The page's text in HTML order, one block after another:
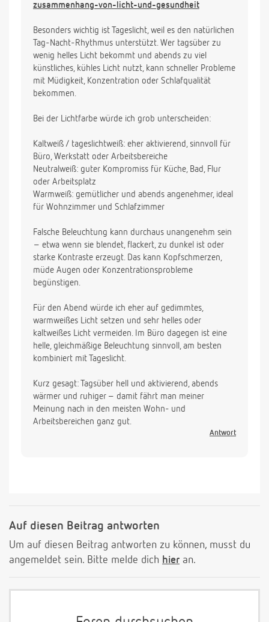
zusammenhang-von-licht-und-gesundheit
Besonders wichtig ist Tageslicht, weil es den natürlichen
Tag-Nacht-Rhythmus unterstützt. Wer tagsüber zu
wenig helles Licht bekommt und abends zu viel
künstliches, kühles Licht nutzt, kann schneller Probleme
mit Müdigkeit, Konzentration oder Schlafqualität
bekommen.
Bei der Lichtfarbe würde ich grob unterscheiden:
Kaltweiß / tageslichtweiß: eher aktivierend, sinnvoll für
Büro, Werkstatt oder Arbeitsbereiche
Neutralweiß: guter Kompromiss für Küche, Bad, Flur
oder Arbeitsplatz
Warmweiß: gemütlicher und abends angenehmer, ideal
für Wohnzimmer und Schlafzimmer
Falsche Beleuchtung kann durchaus unangenehm sein
– etwa wenn sie blendet, flackert, zu dunkel ist oder
starke Kontraste erzeugt. Das kann Kopfschmerzen,
müde Augen oder Konzentrationsprobleme
begünstigen.
Für den Abend würde ich eher auf gedimmtes,
warmweißes Licht setzen und sehr helles oder
kaltweißes Licht vermeiden. Im Büro dagegen ist eine
helle, gleichmäßige Beleuchtung sinnvoll, am besten
kombiniert mit Tageslicht.
Kurz gesagt: Tagsüber hell und aktivierend, abends
wärmer und ruhiger – damit fährt man meiner
Meinung nach in den meisten Wohn- und
Arbeitsbereichen ganz gut.
Antwort
Auf diesen Beitrag antworten
Um auf diesen Beitrag antworten zu können, musst du
angemeldet sein. Bitte melde dich hier an.